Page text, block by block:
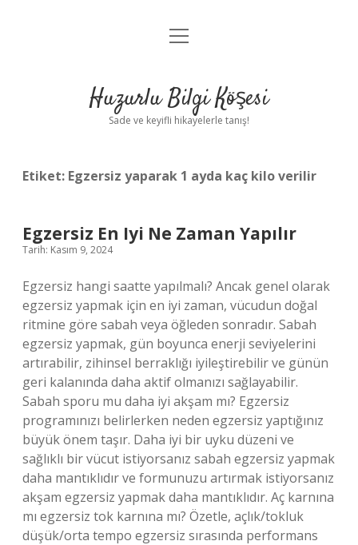
Anasayfa
Yasal Uyarı
menüyü
Huzurlu Bilgi Köşesi
Sade ve keyifli hikayelerle tanış!
Etiket: Egzersiz yaparak 1 ayda kaç kilo verilir
Egzersiz En Iyi Ne Zaman Yapılır
Tarih: Kasım 9, 2024
Egzersiz hangi saatte yapılmalı? Ancak genel olarak
egzersiz yapmak için en iyi zaman, vücudun doğal
ritmine göre sabah veya öğleden sonradır. Sabah
egzersiz yapmak, gün boyunca enerji seviyelerini
artırabilir, zihinsel berraklığı iyileştirebilir ve günün
geri kalanında daha aktif olmanızı sağlayabilir.
Sabah sporu mu daha iyi akşam mı? Egzersiz
programınızı belirlerken neden egzersiz yaptığınız
büyük önem taşır. Daha iyi bir uyku düzeni ve
sağlıklı bir vücut istiyorsanız sabah egzersiz yapmak
daha mantıklıdır ve formunuzu artırmak istiyorsanız
akşam egzersiz yapmak daha mantıklıdır. Aç karnına
mı egzersiz tok karnına mı? Özetle, açlık/tokluk
düşük/orta tempo egzersiz sırasında performans